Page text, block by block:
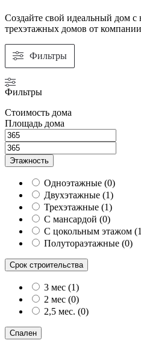
Создайте свой идеальный дом
трехэтажных домов от
Фильтры
Фильтры
Стоимость дома
Площадь дома
Этажность
Одноэтажные (0)
Двухэтажные (1)
Трехэтажные (1)
С мансардой (0)
С цокольным этажом (1
Полутораэтажные (0)
Срок строительства
3 мес (1)
2 мес (0)
2,5 мес. (0)
Спален